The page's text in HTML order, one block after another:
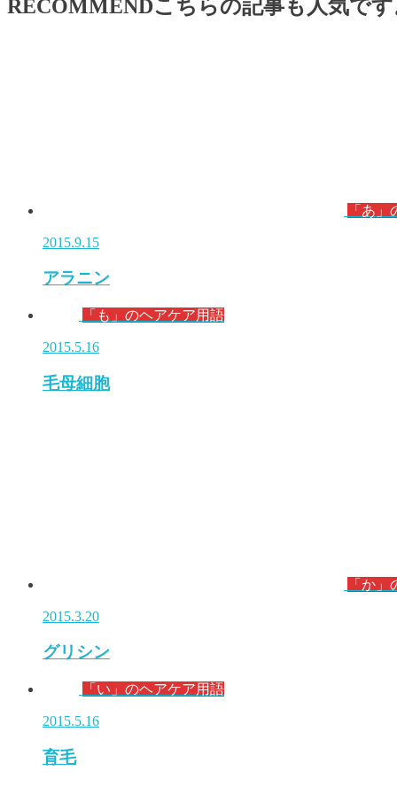
RECOMMENDこちらの記事も人気です
「あ
2015.9.15
アラニン
「も」のヘアケア用語
2015.5.16
毛母細胞
「か
2015.3.20
グリシン
「い」のヘアケア用語
2015.5.16
育毛